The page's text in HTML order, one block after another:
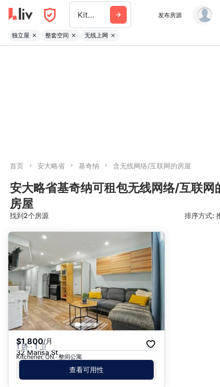
Kitchener 发布房源
独立屋 整套空间 无线上网
首页 安大略省 基奇纳 含无线网络/互联网的房屋
安大略省基奇纳可租包无线网络/互联网
房屋
找到2个房源 排序方式:
日期: 最新日期在前
日期: 过往日期在前
价格 - $$$ 到 $
价格 - $ 到 $$$
$1,800/月
1 卧 · 1 卫
32 Marisa St
Kitchener, ON · 整间公寓
查看可用性